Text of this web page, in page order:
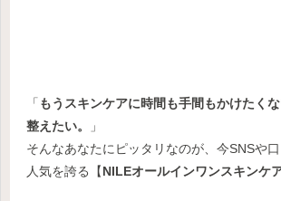
「 もうスキンケアに時間も手間もかけたく
整えたい。
」
そんなあなたにピッタリなのが、今SNSや
人気を誇る【NILEオールインワンスキンケ